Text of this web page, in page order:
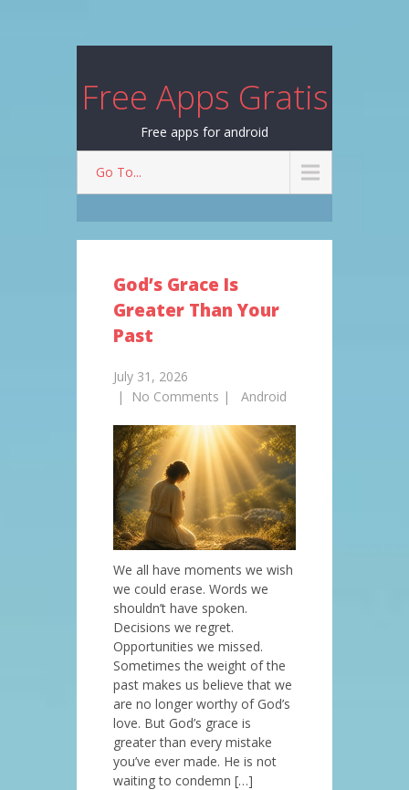
Free Apps Gratis
Free apps for android
Go To...
God’s Grace Is
Greater Than Your
Past
July 31, 2026
|
No Comments | Android
We all have moments we wish
we could erase. Words we
shouldn’t have spoken.
Decisions we regret.
Opportunities we missed.
Sometimes the weight of the
past makes us believe that we
are no longer worthy of God’s
love. But God’s grace is
greater than every mistake
you’ve ever made. He is not
waiting to condemn […]